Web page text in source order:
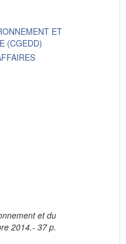
ET
(CGEDD)
et du
2014.- 37 p.